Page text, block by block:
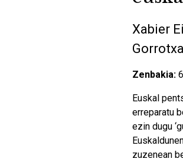
Xabier
Zenbakia:
Euskal
erreparatu
ezin dugu ‘
zuzenean